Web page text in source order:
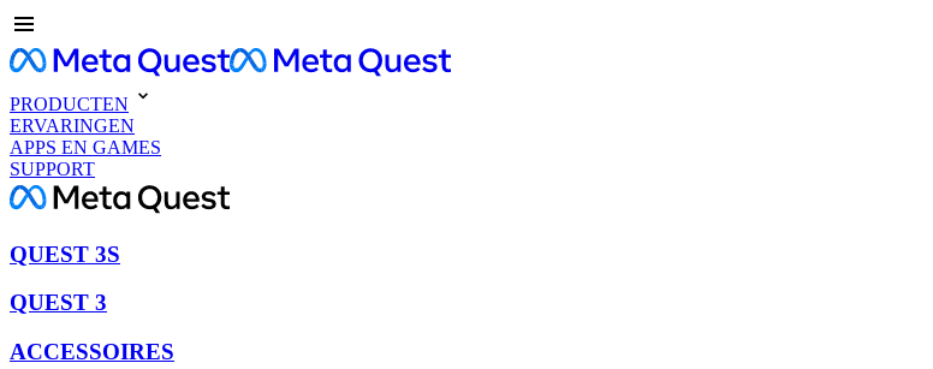
PRODUCTEN
ERVARINGEN
APPS EN GAMES
SUPPORT
QUEST 3S
QUEST 3
ACCESSOIRES